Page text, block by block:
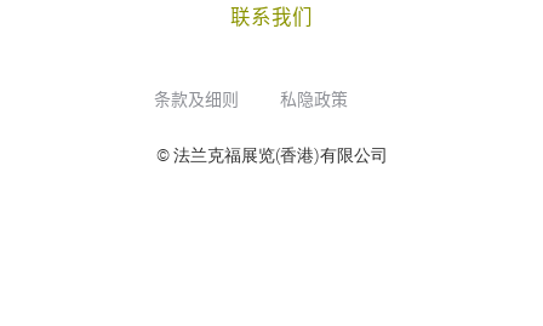
联系我们
条款及细则 私隐政策
© 法兰克福展览(香港)有限公司